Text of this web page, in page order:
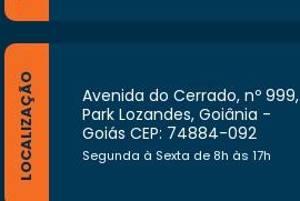
LOCALIZAÇÃO
Avenida do Cerrado, nº 999,
Park Lozandes, Goiânia -
Goiás CEP: 74884-092
Segunda à Sexta de 8h às 17h